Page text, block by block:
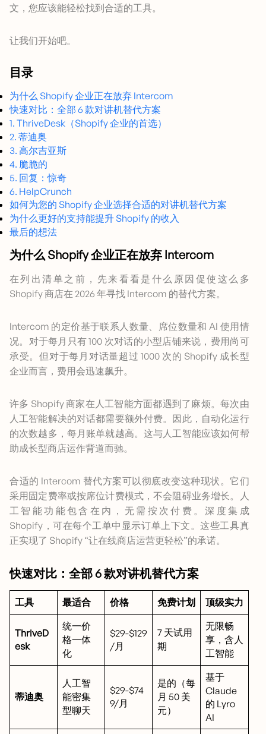
文，您应该能轻松找到合适的工具。
让我们开始吧。
目录
为什么 Shopify 企业正在放弃 Intercom
快速对比：全部 6 款对讲机替代方案
1. ThriveDesk（Shopify 企业的首选）
2. 蒂迪奥
3. 高尔吉亚斯
4. 脆脆的
5. 回复：惊奇
6. HelpCrunch
如何为您的 Shopify 企业选择合适的对讲机替代方案
为什么更好的支持能提升 Shopify 的收入
最后的想法
为什么 Shopify 企业正在放弃 Intercom
在列出清单之前，先来看看是什么原因促使这么多
Shopify 商店在 2026 年寻找 Intercom 的替代方案。
Intercom 的定价基于联系人数量、席位数量和 AI 使用情
况。对于每月只有 100 次对话的小型店铺来说，费用尚可
承受。但对于每月对话量超过 1000 次的 Shopify 成长型
企业而言，费用会迅速飙升。
许多 Shopify 商家在人工智能方面都遇到了麻烦。每次由
人工智能解决的对话都需要额外付费。因此，自动化运行
的次数越多，每月账单就越高。这与人工智能应该如何帮
助成长型商店运作背道而驰。
合适的 Intercom 替代方案可以彻底改变这种现状。它们
采用固定费率或按席位计费模式，不会阻碍业务增长。人
工智能功能包含在内，无需按次付费。深度集成
Shopify，可在每个工单中显示订单上下文。这些工具真
正实现了 Shopify “让在线商店运营更轻松”的承诺。
快速对比：全部 6 款对讲机替代方案
工具 最适合 价格 免费计划 顶级实力
ThriveD
esk
统一价
格一体
化
$29-$129
/月
7 天试用
期
无限畅
享，含人
工智能
蒂迪奥
人工智
能密集
型聊天
$29-$74
9/月
是的（每
月 50 美
元）
基于
Claude
的 Lyro
AI